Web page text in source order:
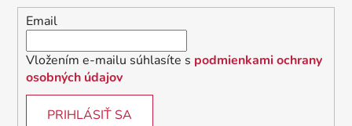
Email
Vložením e-mailu súhlasíte s podmienkami ochrany
osobných údajov
PRIHLÁSIŤ SA